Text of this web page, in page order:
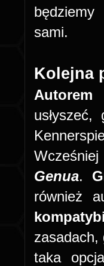
sami.
Kolejna
Wcześniej
Genua.
również
zasadach,
taka